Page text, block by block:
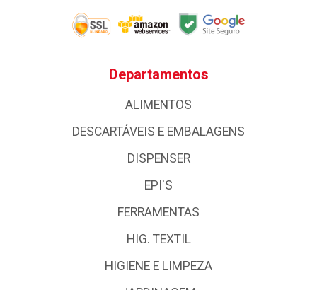
Departamentos
ALIMENTOS
DESCARTÁVEIS E EMBALAGENS
DISPENSER
EPI'S
FERRAMENTAS
HIG. TEXTIL
HIGIENE E LIMPEZA